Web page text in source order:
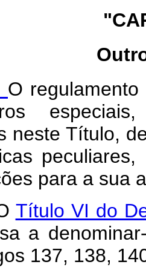
O
neste Título,
para a sua
Título VI do
a
137, 138,